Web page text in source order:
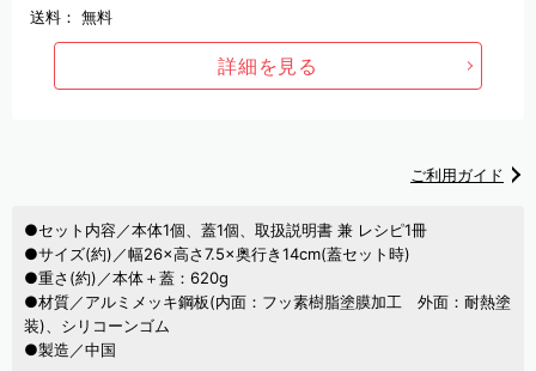
送料： 無料
詳細を見る
ご利用ガイド
●セット内容／本体1個、蓋1個、取扱説明書 兼 レシピ1冊
●サイズ(約)／幅26×高さ7.5×奥行き14cm(蓋セット時)
●重さ(約)／本体＋蓋：620g
●材質／アルミメッキ鋼板(内面：フッ素樹脂塗膜加工 外面：耐熱塗
装)、シリコーンゴム
●製造／中国